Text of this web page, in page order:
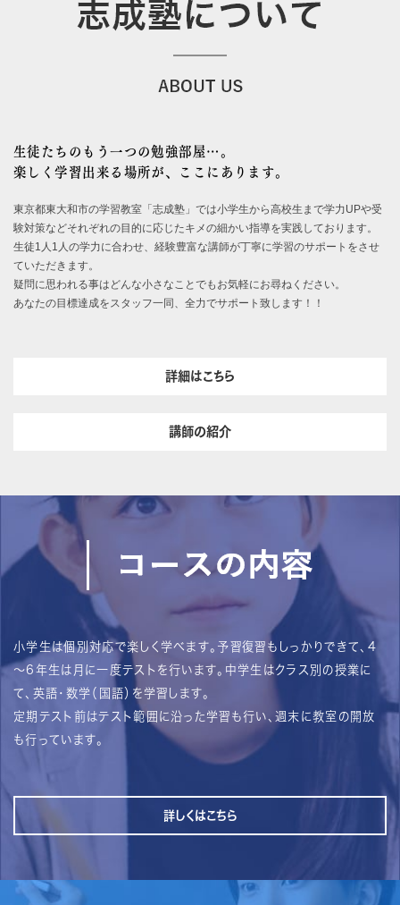
生徒たちのもう一つの勉強部屋…。
楽しく学習出来る場所が、ここにあります。
東京都東大和市の学習教室「志成塾」では小学生から高校生まで学力UPや受
験対策などそれぞれの目的に応じたキメの細かい指導を実践しております。
生徒1人1人の学力に合わせ、経験豊富な講師が丁寧に学習のサポートをさせ
ていただきます。
疑問に思われる事はどんな小さなことでもお気軽にお尋ねください。
あなたの目標達成をスタッフ一同、全力でサポート致します！！
詳細はこちら
講師の紹介
小学生は個別対応で楽しく学べます。予習復習もしっかりできて、4
～6年生は月に一度テストを行います。中学生はクラス別の授業に
て、英語・数学（国語）を学習します。
定期テスト前はテスト範囲に沿った学習も行い、週末に教室の開放
も行っています。
詳しくはこちら